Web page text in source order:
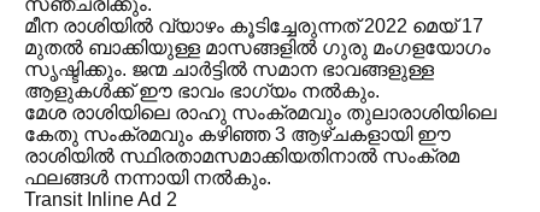
സഞ്ചരിക്കും.
മീന രാശിയിൽ വ്യാഴം കൂടിച്ചേരുന്നത് 2022 മെയ് 17
മുതൽ ബാക്കിയുള്ള മാസങ്ങളിൽ ഗുരു മംഗളയോഗം
സൃഷ്ടിക്കും. ജന്മ ചാർട്ടിൽ സമാന ഭാവങ്ങളുള്ള
ആളുകൾക്ക് ഈ ഭാവം ഭാഗ്യം നൽകും.
മേശ രാശിയിലെ രാഹു സംക്രമവും തുലാരാശിയിലെ
കേതു സംക്രമവും കഴിഞ്ഞ 3 ആഴ്ചകളായി ഈ
രാശിയിൽ സ്ഥിരതാമസമാക്കിയതിനാൽ സംക്രമ
ഫലങ്ങൾ നന്നായി നൽകും.
Transit Inline Ad 2